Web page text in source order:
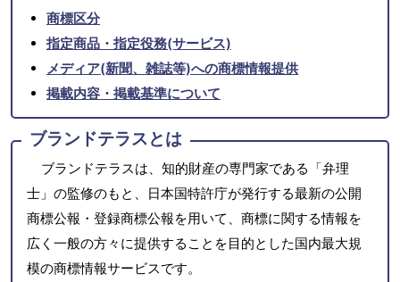
商標区分
指定商品・指定役務(サービス)
メディア(新聞、雑誌等)への商標情報提供
掲載内容・掲載基準について
ブランドテラスとは
ブランドテラスは、知的財産の専門家である「弁理
士」の監修のもと、日本国特許庁が発行する最新の公開
商標公報・登録商標公報を用いて、商標に関する情報を
広く一般の方々に提供することを目的とした国内最大規
模の商標情報サービスです。